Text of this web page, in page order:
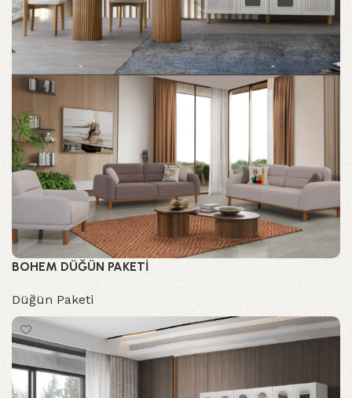
BOHEM DÜĞÜN PAKETİ
Düğün Paketi